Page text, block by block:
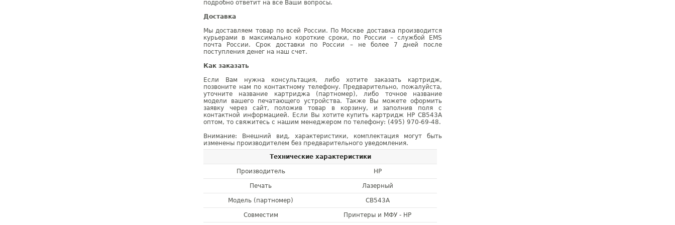
подробно ответит на все Ваши вопросы.
Доставка
Мы доставляем товар по всей России. По Москве доставка производится
курьерами в максимально короткие сроки, по России – службой EMS
почта России. Срок доставки по России – не более 7 дней после
поступления денег на наш счет.
Как заказать
Если Вам нужна консультация, либо хотите заказать картридж,
позвоните нам по контактному телефону. Предварительно, пожалуйста,
уточните название картриджа (партномер), либо точное название
модели вашего печатающего устройства. Также Вы можете оформить
заявку через сайт, положив товар в корзину, и заполнив поля с
контактной информацией. Если Вы хотите купить картридж HP CB543A
оптом, то свяжитесь с нашим менеджером по телефону: (495) 970-69-48.
Внимание: Внешний вид, характеристики, комплектация могут быть
изменены производителем без предварительного уведомления.
Технические характеристики
Производитель HP
Печать Лазерный
Модель (партномер) CB543A
Совместим Принтеры и МФУ - HP